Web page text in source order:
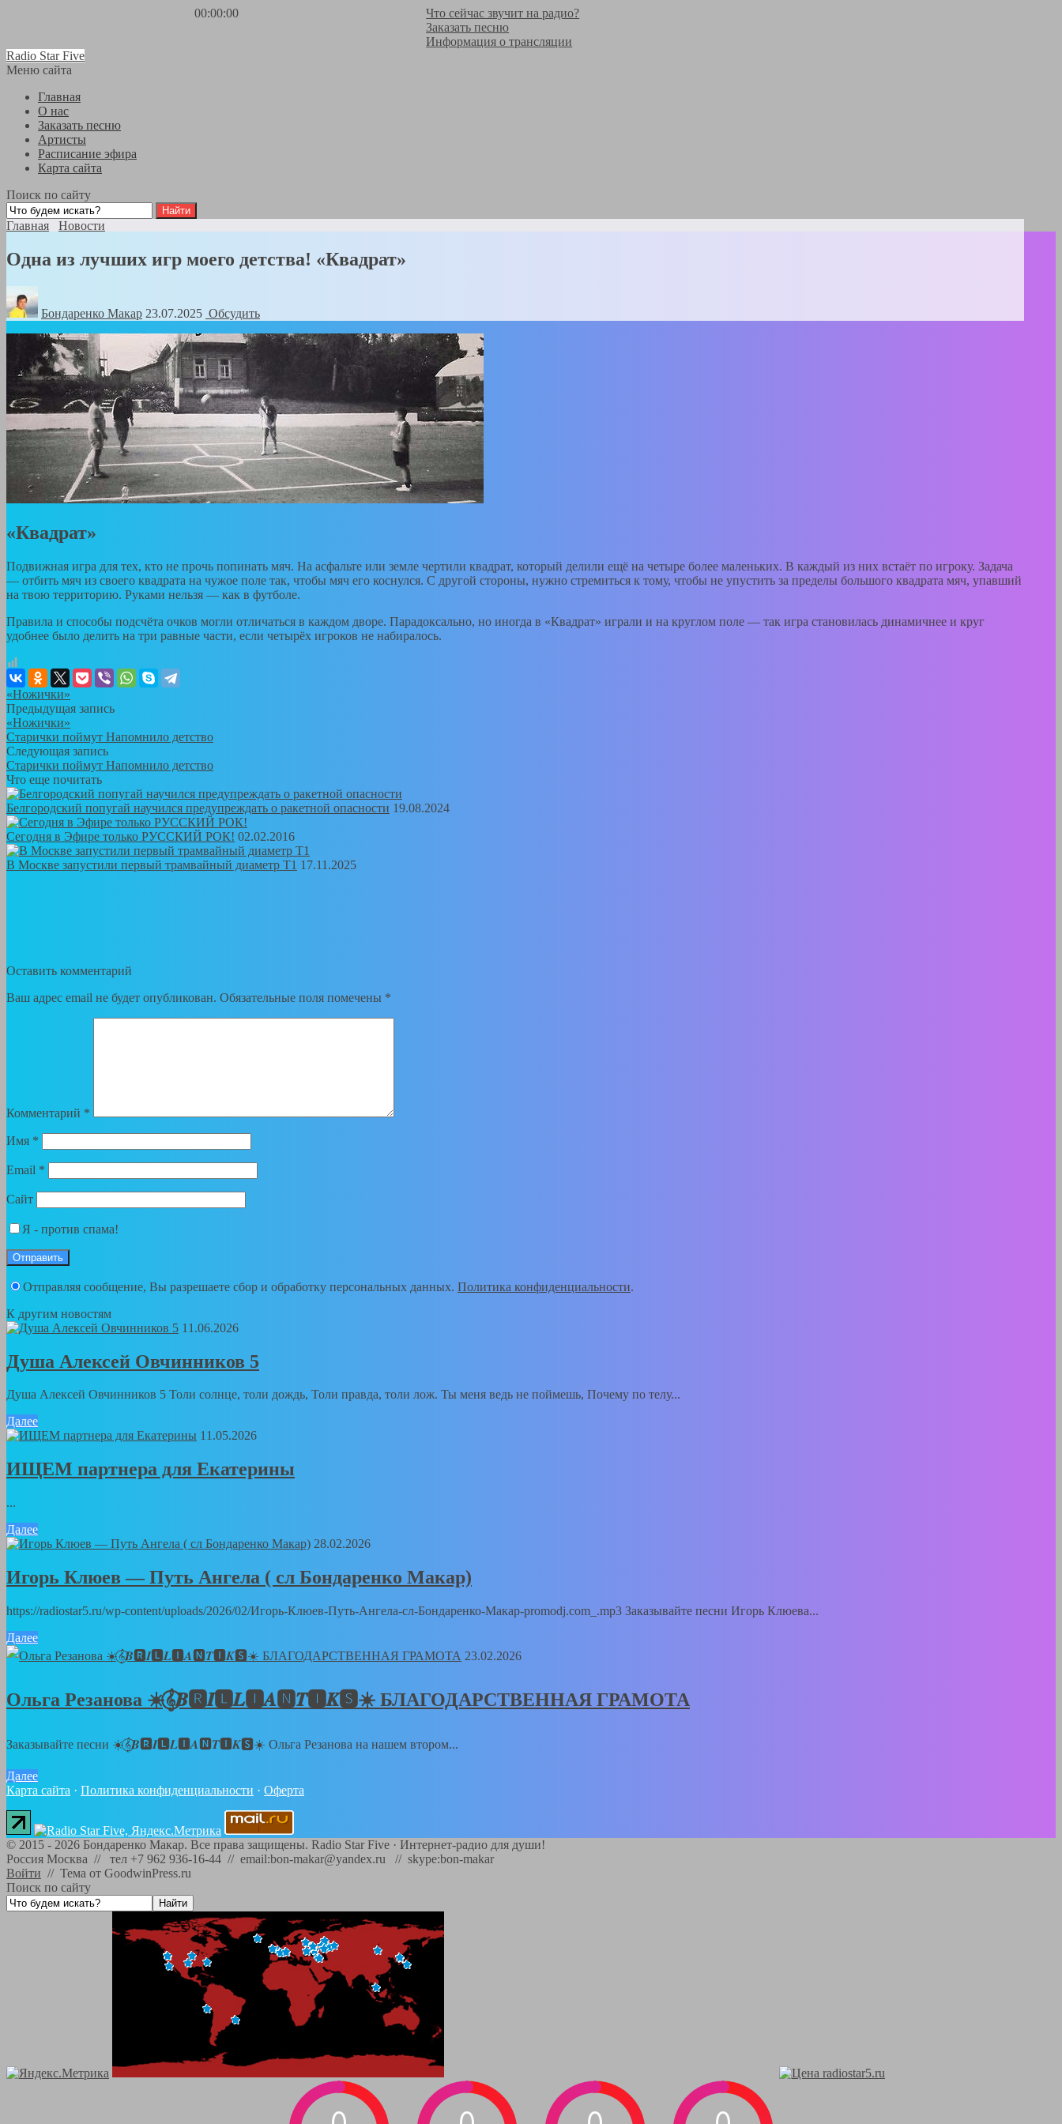
00:00:00
Что сейчас звучит на радио?
Заказать песню
Информация о трансляции
Radio Star Five
Меню сайта
Главная
О нас
Заказать песню
Артисты
Расписание эфира
Карта сайта
Поиск по сайту
Главная Новости
Одна из лучших игр моего детства! «Квадрат»
Бондаренко Mакар 23.07.2025 Обсудить
«Квадрат»
Подвижная игра для тех, кто не прочь попинать мяч. На асфальте или земле чертили квадрат, который делили ещё на четыре более маленьких. В каждый из них встаёт по игроку. Задача
— отбить мяч из своего квадрата на чужое поле так, чтобы мяч его коснулся. С другой стороны, нужно стремиться к тому, чтобы не упустить за пределы большого квадрата мяч, упавший
на твою территорию. Руками нельзя — как в футболе.
Правила и способы подсчёта очков могли отличаться в каждом дворе. Парадоксально, но иногда в «Квадрат» играли и на круглом поле — так игра становилась динамичнее и круг
удобнее было делить на три равные части, если четырёх игроков не набиралось.
«Ножички»
Предыдущая запись
«Ножички»
Старички поймут Напомнило детство
Следующая запись
Старички поймут Напомнило детство
Что еще почитать
Белгородский попугай научился предупреждать о ракетной опасности 19.08.2024
Сегодня в Эфире только РУССКИЙ РОК! 02.02.2016
В Москве запустили первый трамвайный диаметр Т1 17.11.2025
Оставить комментарий
Ваш адрес email не будет опубликован. Обязательные поля помечены *
Комментарий *
Имя *
Email *
Сайт
Я - против спама!
Отправляя сообщение, Вы разрешаете сбор и обработку персональных данных. Политика конфиденциальности.
К другим новостям
11.06.2026
Душа Алексей Овчинников 5
Душа Алексей Овчинников 5 Толи солнце, толи дождь, Толи правда, толи лож. Ты меня ведь не поймешь, Почему по телу...
Далее
11.05.2026
ИЩЕМ партнера для Екатерины
...
Далее
28.02.2026
Игорь Клюев — Путь Ангела ( сл Бондаренко Макар)
https://radiostar5.ru/wp-content/uploads/2026/02/Игорь-Клюев-Путь-Ангела-сл-Бондаренко-Макар-promodj.com_.mp3 Заказывайте песни Игорь Клюева...
Далее
23.02.2026
Ольга Резанова ☀️𝄞⃝𝑩🆁𝑰🅻𝑳🅸𝑨🅽𝑻🅸𝑲🆂☀️ БЛАГОДАРСТВЕННАЯ ГРАМОТА
Заказывайте песни ☀️𝄞⃝𝑩🆁𝑰🅻𝑳🅸𝑨🅽𝑻🅸𝑲🆂☀️ Ольга Резанова на нашем втором...
Далее
Карта сайта · Политика конфиденциальности · Оферта
© 2015 - 2026 Бондаренко Макар. Все права защищены. Radio Star Five · Интернет-радио для души!
Россия Москва // тел +7 962 936-16-44 // email:bon-makar@yandex.ru // skype:bon-makar
Войти // Тема от GoodwinPress.ru
Поиск по сайту